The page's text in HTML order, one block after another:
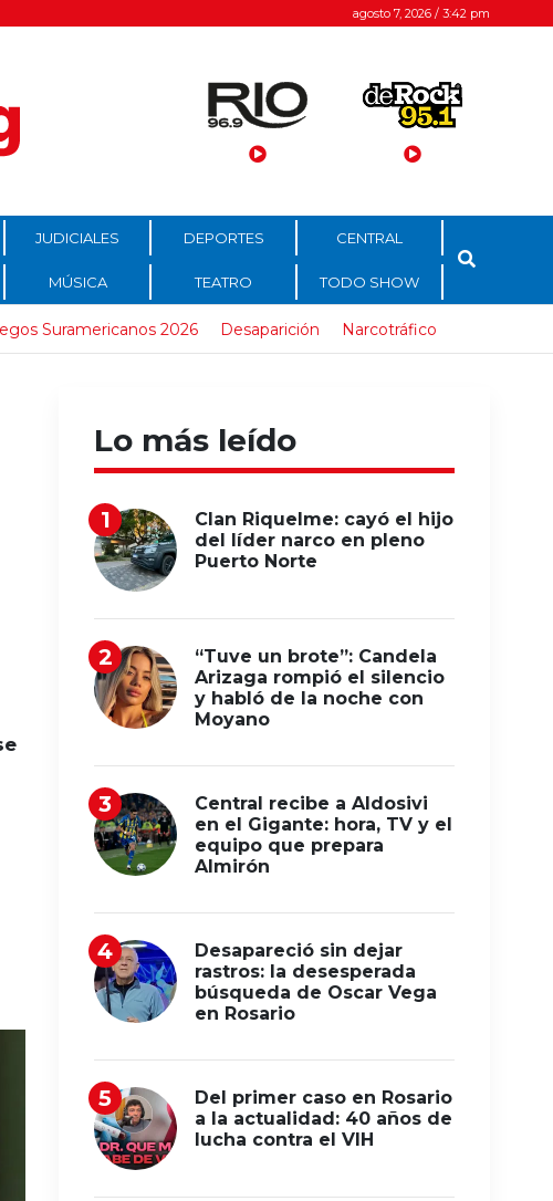
agosto 7, 2026 / 3:42 pm
JUDICIALES DEPORTES CENTRAL
MÚSICA TEATRO TODO SHOW
Suramericanos 2026 Desaparición Narcotráfico
Lo más leído
Clan Riquelme: cayó el hijo
del líder narco en pleno
Puerto Norte
“Tuve un brote”: Candela
Arizaga rompió el silencio
y habló de la noche con
Moyano
Central recibe a Aldosivi
en el Gigante: hora, TV y el
equipo que prepara
Almirón
Desapareció sin dejar
rastros: la desesperada
búsqueda de Oscar Vega
en Rosario
Del primer caso en Rosario
a la actualidad: 40 años de
lucha contra el VIH